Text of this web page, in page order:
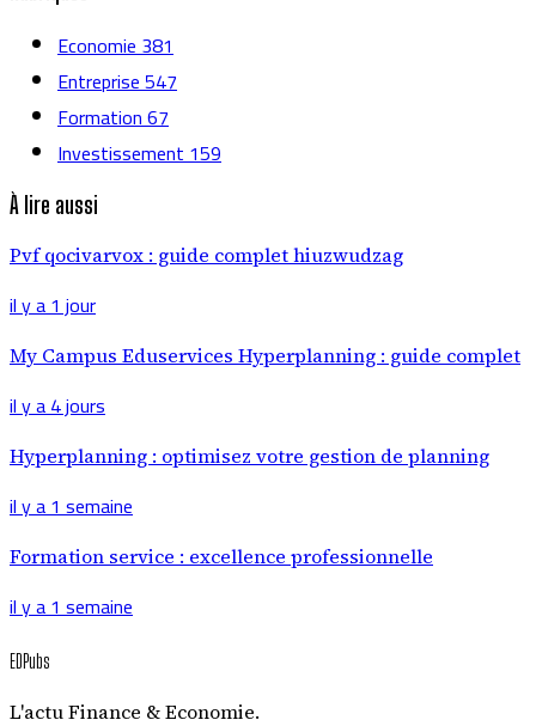
Economie381
Entreprise547
Formation67
Investissement159
À lire aussi
Pvf qocivarvox : guide complet hiuzwudzag
il y a 1 jour
My Campus Eduservices Hyperplanning : guide complet
il y a 4 jours
Hyperplanning : optimisez votre gestion de planning
il y a 1 semaine
Formation service : excellence professionnelle
il y a 1 semaine
EDPubs
L'actu Finance & Economie.